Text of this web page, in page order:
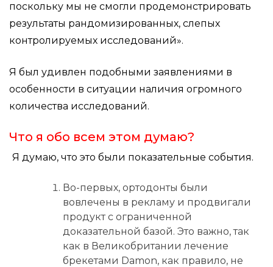
поскольку мы не смогли продемонстрировать
результаты рандомизированных, слепых
контролируемых исследований».
Я был удивлен подобными заявлениями в
особенности в ситуации наличия огромного
количества исследований.
Что я обо всем этом думаю?
Я думаю, что это были показательные события.
Во-первых, ортодонты были
вовлечены в рекламу и продвигали
продукт с ограниченной
доказательной базой. Это важно, так
как в Великобритании лечение
брекетами Damon, как правило, не